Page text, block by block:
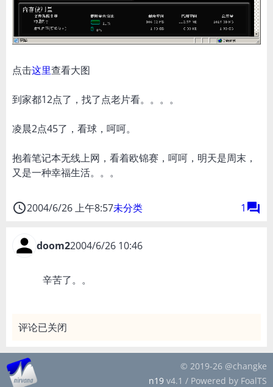
点击这里查看大图
到家都12点了，找了点老片看。。。。
凌晨2点45了，看球，呵呵。
抱着笔记本无线上网，看着欧锦赛，呵呵，明天是周末，
又是一种幸福生活。。。
access_time2004/6/26 上午8:57未分类 1 forum
doom22004/6/26 10:46
辛苦了。。
评论已关闭
© 2019-26 @changke
n19 v4.1 / Powered by FoalTS